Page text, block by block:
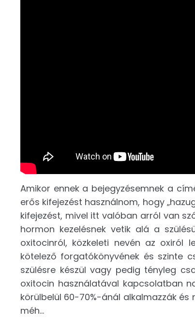
Amikor ennek a bejegyzésemnek a
erős kifejezést használnom, hogy
kifejezést, mivel itt valóban arról van
hormon kezelésnek vetik alá a
oxitocinról, közkeleti nevén az oxiról
kötelező forgatókönyvének és szinte
szülésre készül vagy pedig tényleg
oxitocin használatával kapcsolatban
körülbelül 60-70%-ánál alkalmazzák
méh…